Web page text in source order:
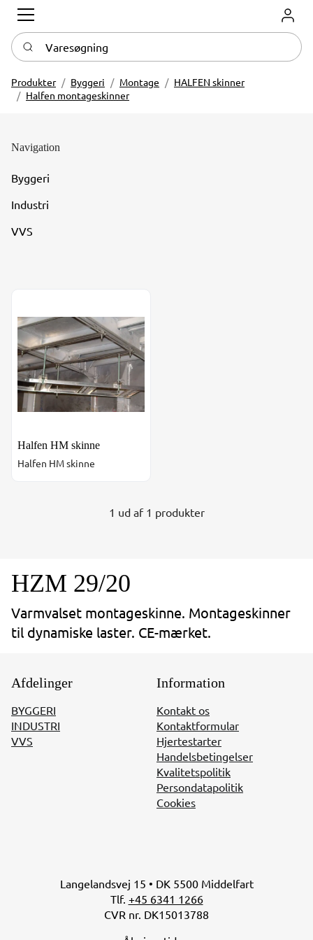
Log
Varesøgning
Produkter Byggeri Montage
HALFEN skinner
Halfen montageskinner
Navigation
Byggeri
Industri
VVS
Halfen HM skinne
Halfen HM skinne
1 ud af 1 produkter
HZM 29/20
Varmvalset montageskinne. Montageskinner
til dynamiske laster. CE-mærket.
Afdelinger
BYGGERI
INDUSTRI
VVS
Information
Kontakt os
Kontaktformular
Hjertestarter
Handelsbetingelser
Kvalitetspolitik
Persondatapolitik
Cookies
Langelandsvej 15 • DK 5500 Middelfart
Tlf. +45 6341 1266
CVR nr. DK15013788